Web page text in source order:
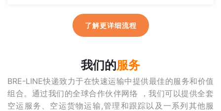
了解更详细流程
我们的服务
BRE-LINE快递致力于在快速运输中提供最佳的服务和价值
组合。通过我们的全球合作伙伴网络 ，我们可以提供全套
空运服务、空运货物运输,管理和跟踪以及一系列其他服